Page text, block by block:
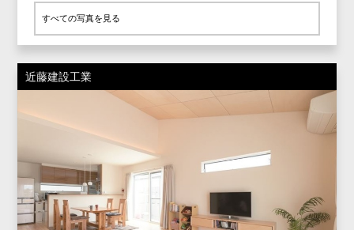
すべての写真を見る
近藤建設工業